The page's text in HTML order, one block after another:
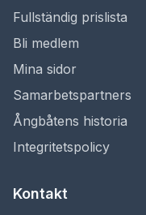
Fullständig prislista
Bli medlem
Mina sidor
Samarbetspartners
Ångbåtens historia
Integritetspolicy
Kontakt